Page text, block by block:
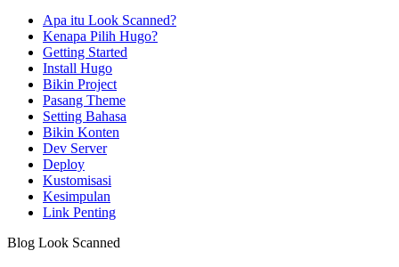
Apa itu Look Scanned?
Kenapa Pilih Hugo?
Getting Started
Install Hugo
Bikin Project
Pasang Theme
Setting Bahasa
Bikin Konten
Dev Server
Deploy
Kustomisasi
Kesimpulan
Link Penting
Blog Look Scanned